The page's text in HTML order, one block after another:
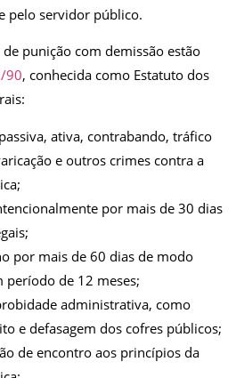
pelo servidor público.
punição com demissão estão
90, conhecida como Estatuto dos
ativa, contrabando, tráfico
e outros crimes contra a
por mais de 30 dias
por mais de 60 dias de modo
de 12 meses;
administrativa, como
e defasagem dos cofres públicos;
de encontro aos princípios da